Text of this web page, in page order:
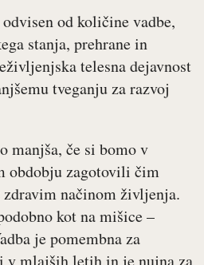
od količine vadbe,
stanja, prehrane in
telesna dejavnost
tveganju za razvoj
manjša, če si bomo v
obdobju zagotovili čim
načinom življenja.
kot na mišice –
je pomembna za
v mlajših letih in je nujna za